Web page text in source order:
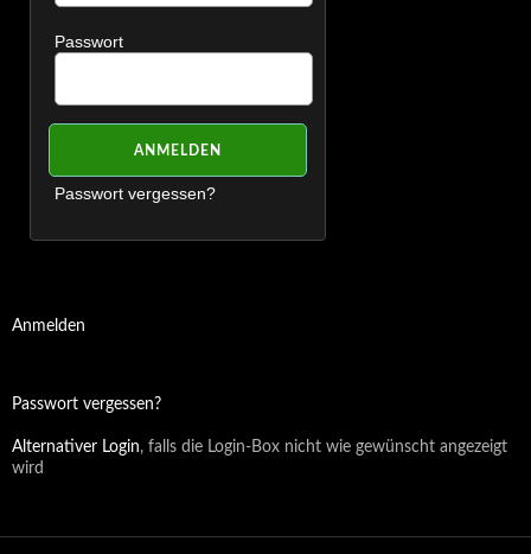
Passwort
Passwort vergessen?
Anmelden
Passwort vergessen?
Alternativer Login, falls die Login-Box nicht wie gewünscht angezeigt
wird